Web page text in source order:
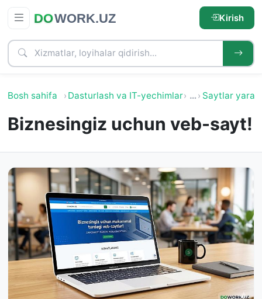
Kirish
Bosh sahifa Dasturlash va IT-yechimlar … Saytlar
Biznesingiz uchun veb-sayt!